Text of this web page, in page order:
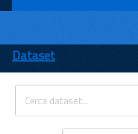
ENTI
TEMI
INFORMAZIONI
Dataset